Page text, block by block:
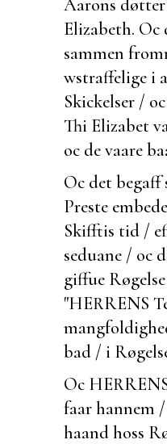
Elizabeth. Oc
sammen
wstraffelige i
Skickelser /
Thi Elizabet
oc de vaare
Oc detbegaff
Preste
Skifftis tid /
seduane / oc
giffue
"HERRENS
bad / i
Oc
faar hannem
haand hoss